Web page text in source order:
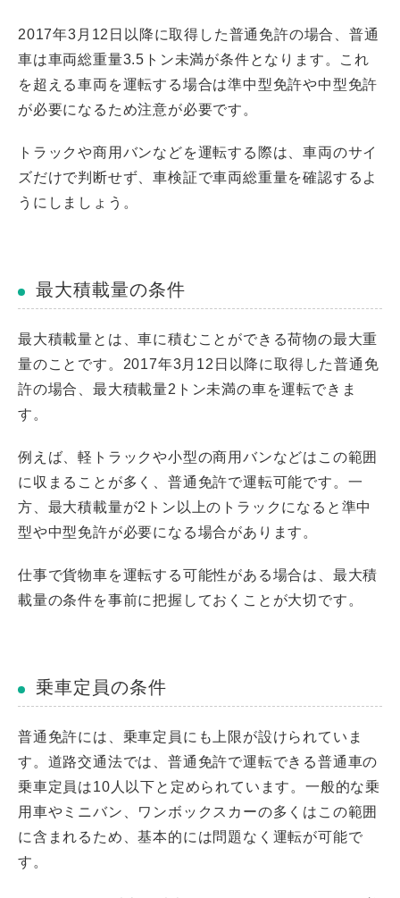
2017年3月12日以降に取得した普通免許の場合、普通
車は車両総重量3.5トン未満が条件となります。これ
を超える車両を運転する場合は準中型免許や中型免許
が必要になるため注意が必要です。
トラックや商用バンなどを運転する際は、車両のサイ
ズだけで判断せず、車検証で車両総重量を確認するよ
うにしましょう。
最大積載量の条件
最大積載量とは、車に積むことができる荷物の最大重
量のことです。2017年3月12日以降に取得した普通免
許の場合、最大積載量2トン未満の車を運転できま
す。
例えば、軽トラックや小型の商用バンなどはこの範囲
に収まることが多く、普通免許で運転可能です。一
方、最大積載量が2トン以上のトラックになると準中
型や中型免許が必要になる場合があります。
仕事で貨物車を運転する可能性がある場合は、最大積
載量の条件を事前に把握しておくことが大切です。
乗車定員の条件
普通免許には、乗車定員にも上限が設けられていま
す。道路交通法では、普通免許で運転できる普通車の
乗車定員は10人以下と定められています。一般的な乗
用車やミニバン、ワンボックスカーの多くはこの範囲
に含まれるため、基本的には問題なく運転が可能で
す。